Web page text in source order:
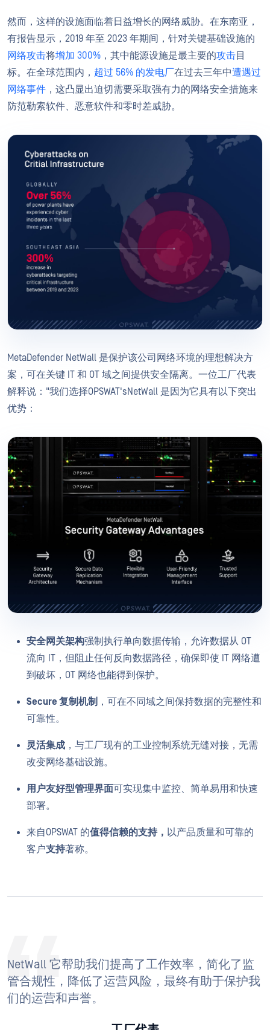
然而，这样的设施面临着日益增长的网络威胁。在东南亚，
有报告显示，2019 年至 2023 年期间，针对关键基础设施的
网络攻击将增加 300% ，其中能源设施是最主要的攻击目
标。在全球范围内， 超过 56% 的发电厂在过去三年中遭遇过
网络事件 ，这凸显出迫切需要采取强有力的网络安全措施来
防范勒索软件、恶意软件和零时差威胁。
MetaDefender NetWall 是保护该公司网络环境的理想解决方
案，可在关键 IT 和 OT 域之间提供安全隔离。一位工厂代表
解释说："我们选择OPSWAT'sNetWall 是因为它具有以下突出
优势：
安全网关架构强制执行单向数据传输，允许数据从 OT
流向 IT，但阻止任何反向数据路径，确保即使 IT 网络遭
到破坏，OT 网络也能得到保护。
Secure 复制机制 ，可在不同域之间保持数据的完整性和
可靠性。
灵活集成 ，与工厂现有的工业控制系统无缝对接，无需
改变网络基础设施。
用户友好型管理界面可实现集中监控、简单易用和快速
部署。
来自OPSWAT 的值得信赖的支持， 以产品质量和可靠的
客户支持著称。
NetWall 它帮助我们提高了工作效率，简化了监
管合规性，降低了运营风险，最终有助于保护我
们的运营和声誉。